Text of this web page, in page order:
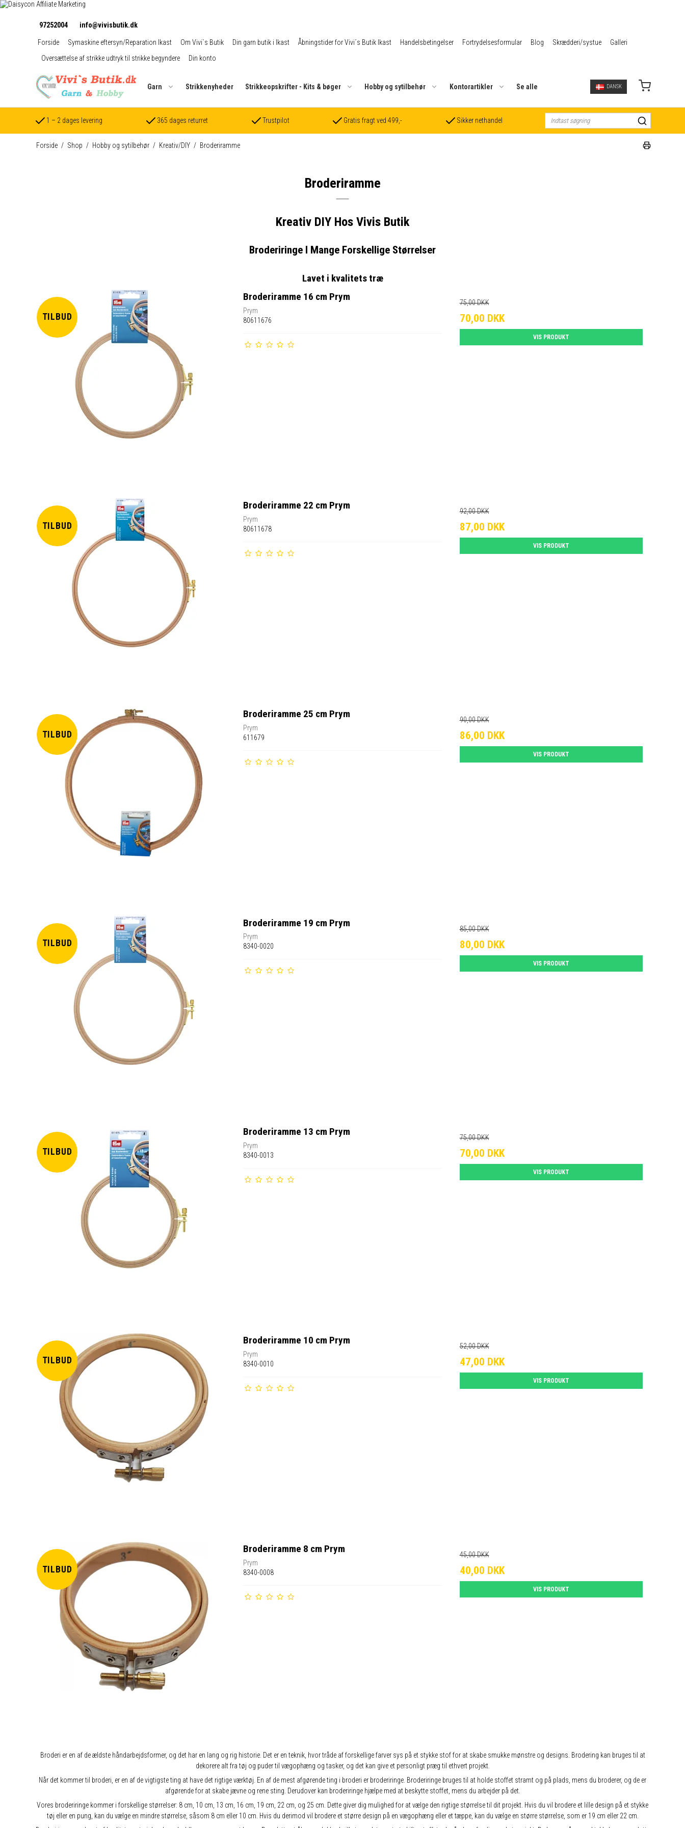
97252004 info@vivisbutik.dk
Forside Symaskine eftersyn/Reparation Ikast Om Vivi`s Butik Din garn butik i Ikast Åbningstider for Vivi´s Butik Ikast Handelsbetingelser Fortrydelsesformular Blog Skrædderi/systue
Galleri
Oversættelse af strikke udtryk til strikke begyndere
Din konto
Garn Strikkenyheder Strikkeopskrifter - Kits & bøger Hobby og sytilbehør Kontorartikler Se alle DANSK
1 – 2 dages levering 365 dages returret Trustpilot Gratis fragt ved 499,- Sikker nethandel
Forside / Shop / Hobby og sytilbehør / Kreativ/DIY / Broderiramme
Broderiramme
Kreativ DIY Hos Vivis Butik
Broderiringe I Mange Forskellige Størrelser
Lavet i kvalitets træ
TILBUD
Broderiramme 16 cm Prym
Prym
80611676
75,00 DKK
70,00 DKK
VIS PRODUKT
TILBUD
Broderiramme 22 cm Prym
Prym
80611678
92,00 DKK
87,00 DKK
VIS PRODUKT
TILBUD
Broderiramme 25 cm Prym
Prym
611679
90,00 DKK
86,00 DKK
VIS PRODUKT
TILBUD
Broderiramme 19 cm Prym
Prym
8340-0020
85,00 DKK
80,00 DKK
VIS PRODUKT
TILBUD
Broderiramme 13 cm Prym
Prym
8340-0013
75,00 DKK
70,00 DKK
VIS PRODUKT
TILBUD
Broderiramme 10 cm Prym
Prym
8340-0010
52,00 DKK
47,00 DKK
VIS PRODUKT
TILBUD
Broderiramme 8 cm Prym
Prym
8340-0008
45,00 DKK
40,00 DKK
VIS PRODUKT
Broderi er en af ​​de ældste håndarbejdsformer, og det har en lang og rig historie. Det er en teknik, hvor tråde af forskellige farver sys på et stykke stof for at skabe smukke mønstre og designs. Brodering kan bruges til at
dekorere alt fra tøj og puder til vægophæng og tasker, og det kan give et personligt præg til ethvert projekt.
Når det kommer til broderi, er en af ​​de vigtigste ting at have det rigtige værktøj. En af de mest afgørende ting i broderi er broderiringe. Broderiringe bruges til at holde stoffet stramt og på plads, mens du broderer, og de er
afgørende for at skabe jævne og rene sting. Derudover kan broderiringe hjælpe med at beskytte stoffet, mens du arbejder på det.
Vores broderiringe kommer i forskellige størrelser: 8 cm, 10 cm, 13 cm, 16 cm, 19 cm, 22 cm, og 25 cm. Dette giver dig mulighed for at vælge den rigtige størrelse til dit projekt. Hvis du vil brodere et lille design på et stykke
tøj eller en pung, kan du vælge en mindre størrelse, såsom 8 cm eller 10 cm. Hvis du derimod vil brodere et større design på en vægophæng eller et tæppe, kan du vælge en større størrelse, som er 19 cm eller 22 cm.